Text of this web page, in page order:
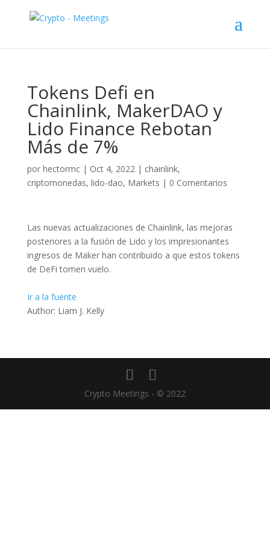
Tokens Defi en
Chainlink, MakerDAO y
Lido Finance Rebotan
Más de 7%
por hectormc| Oct 4, 2022| chainlink,
criptomonedas, lido-dao, Markets | 0 Comentarios
Las nuevas actualizaciones de Chainlink, las mejoras
posteriores a la fusión de Lido y los impresionantes
ingresos de Maker han contribuido a que estos tokens
de DeFi tomen vuelo.
Ir a la fuente
Author: Liam J. Kelly
Crypto Meetings - © 2022